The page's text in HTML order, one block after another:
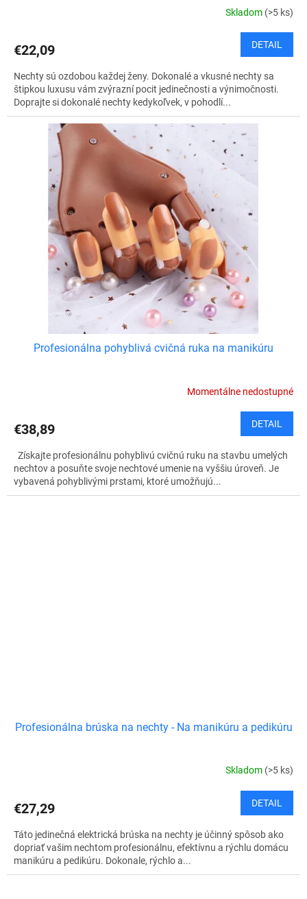
Skladom (>5 ks)
€22,09 DETAIL
Nechty sú ozdobou každej ženy. Dokonalé a vkusné nechty sa
štipkou luxusu vám zvýrazní pocit jedinečnosti a výnimočnosti.
Doprajte si dokonalé nechty kedykoľvek, v pohodlí...
Profesionálna pohyblivá cvičná ruka na manikúru
Momentálne nedostupné
€38,89 DETAIL
Získajte profesionálnu pohyblivú cvičnú ruku na stavbu umelých
nechtov a posuňte svoje nechtové umenie na vyššiu úroveň. Je
vybavená pohyblivými prstami, ktoré umožňujú...
Profesionálna brúska na nechty - Na manikúru a pedikúru
Skladom (>5 ks)
€27,29 DETAIL
Táto jedinečná elektrická brúska na nechty je účinný spôsob ako
dopriať vašim nechtom profesionálnu, efektívnu a rýchlu domácu
manikúru a pedikúru. Dokonale, rýchlo a...